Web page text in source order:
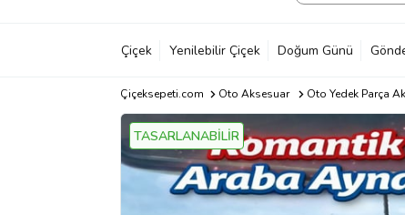
Çiçek Yenilebilir Çiçek Doğum Günü
Çiçeksepeti.com Oto Aksesuar Oto Yedek Parça
TASARLANABİLİR